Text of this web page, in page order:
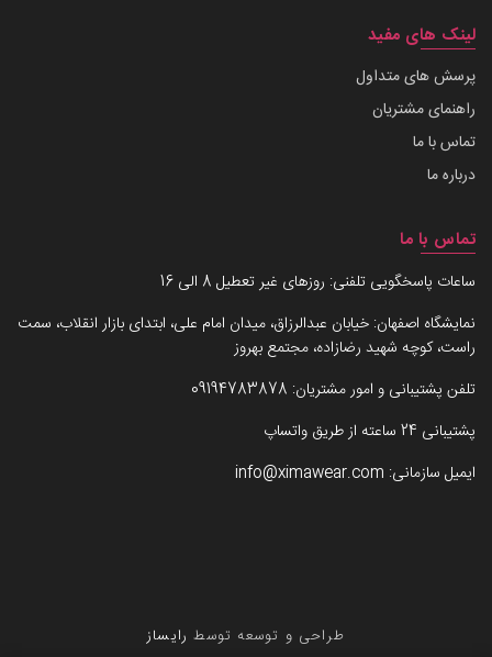
لینک های مفید
پرسش های متداول
راهنمای مشتریان
تماس با ما
درباره ما
تماس با ما
ساعات پاسخگویی تلفنی: روزهای غیر تعطیل 8 الی 16
نمایشگاه اصفهان: خیابان عبدالرزاق، میدان امام علی، ابتدای بازار انقلاب، سمت
راست، کوچه شهید رضازاده، مجتمع بهروز
تلفن پشتیبانی و امور مشتریان: 09194783878
پشتیبانی 24 ساعته از طریق واتساپ
ایمیل سازمانی: info@ximawear.com
طراحی و توسعه توسط رایساز